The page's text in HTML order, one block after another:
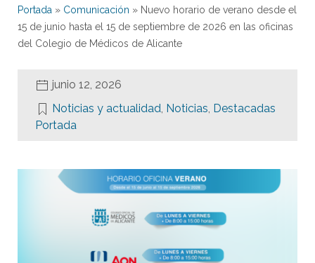
Portada » Comunicación » Nuevo horario de verano desde el
15 de junio hasta el 15 de septiembre de 2026 en las oficinas
del Colegio de Médicos de Alicante
junio 12, 2026
Noticias y actualidad, Noticias, Destacadas
Portada